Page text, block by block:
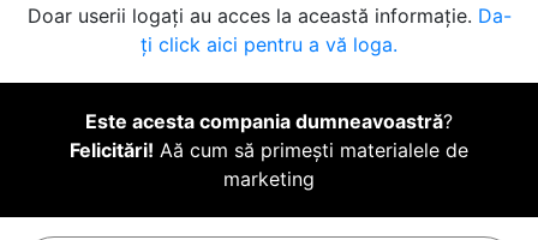
Doar userii logați au acces la această informație. Da-
ți click aici pentru a vă loga.
Este acesta compania dumneavoastră?
Felicitări! Aă cum să primești materialele de
marketing